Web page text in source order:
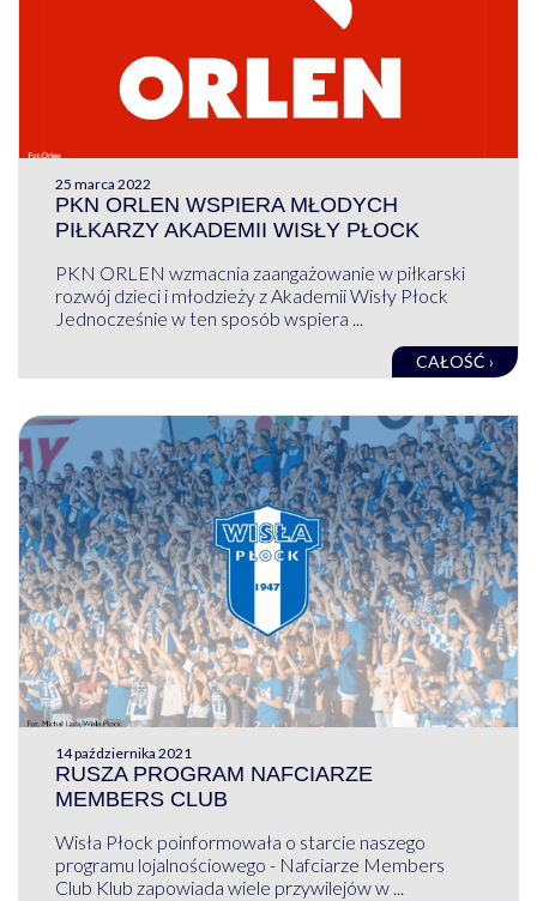
25 marca 2022
PKN ORLEN WSPIERA MŁODYCH
PIŁKARZY AKADEMII WISŁY PŁOCK
PKN ORLEN wzmacnia zaangażowanie w piłkarski
rozwój dzieci i młodzieży z Akademii Wisły Płock
Jednocześnie w ten sposób wspiera ...
CAŁOŚĆ ›
14 października 2021
RUSZA PROGRAM NAFCIARZE
MEMBERS CLUB
Wisła Płock poinformowała o starcie naszego
programu lojalnościowego - Nafciarze Members
Club Klub zapowiada wiele przywilejów w ...